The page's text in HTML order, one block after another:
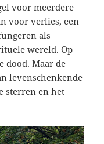
voor meerdere
voor verlies, een
als
wereld. Op
dood. Maar de
levenschenkende
sterren en het